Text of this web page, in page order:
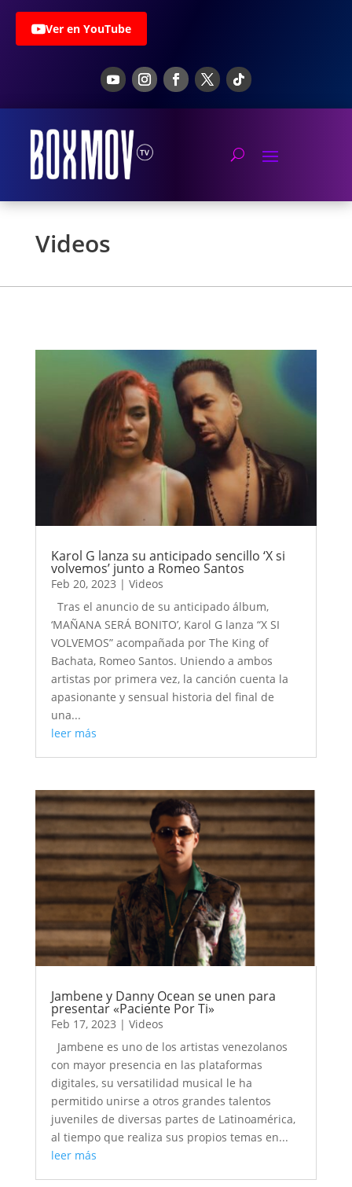
Ver en YouTube
Videos
Karol G lanza su anticipado sencillo ‘X si
volvemos’ junto a Romeo Santos
Feb 20, 2023 | Videos
Tras el anuncio de su anticipado álbum,
‘MAÑANA SERÁ BONITO’, Karol G lanza “X SI
VOLVEMOS” acompañada por The King of
Bachata, Romeo Santos. Uniendo a ambos
artistas por primera vez, la canción cuenta la
apasionante y sensual historia del final de
una...
leer más
Jambene y Danny Ocean se unen para
presentar «Paciente Por Ti»
Feb 17, 2023 | Videos
Jambene es uno de los artistas venezolanos
con mayor presencia en las plataformas
digitales, su versatilidad musical le ha
permitido unirse a otros grandes talentos
juveniles de diversas partes de Latinoamérica,
al tiempo que realiza sus propios temas en...
leer más